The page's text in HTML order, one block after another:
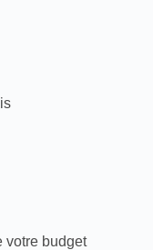
votre budget